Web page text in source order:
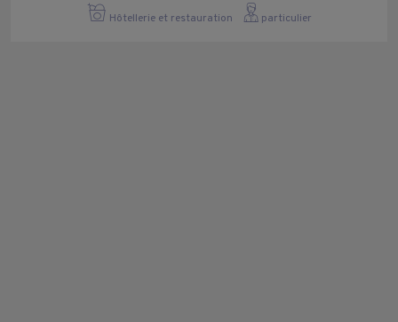
Hôtellerie et restauration particulier